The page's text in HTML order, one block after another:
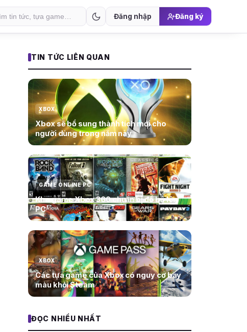
Đăng nhập Đăng ký
TIN TỨC LIÊN QUAN
XBOX
Xbox sẽ bổ sung thành tích mới cho
người dùng trong năm nay
GAME ONLINE PC
Kho game Xbox 360 chuẩn bị đổ bộ lên
PC
XBOX
Các tựa game của Xbox có nguy cơ bay
màu khỏi Steam
ĐỌC NHIỀU NHẤT